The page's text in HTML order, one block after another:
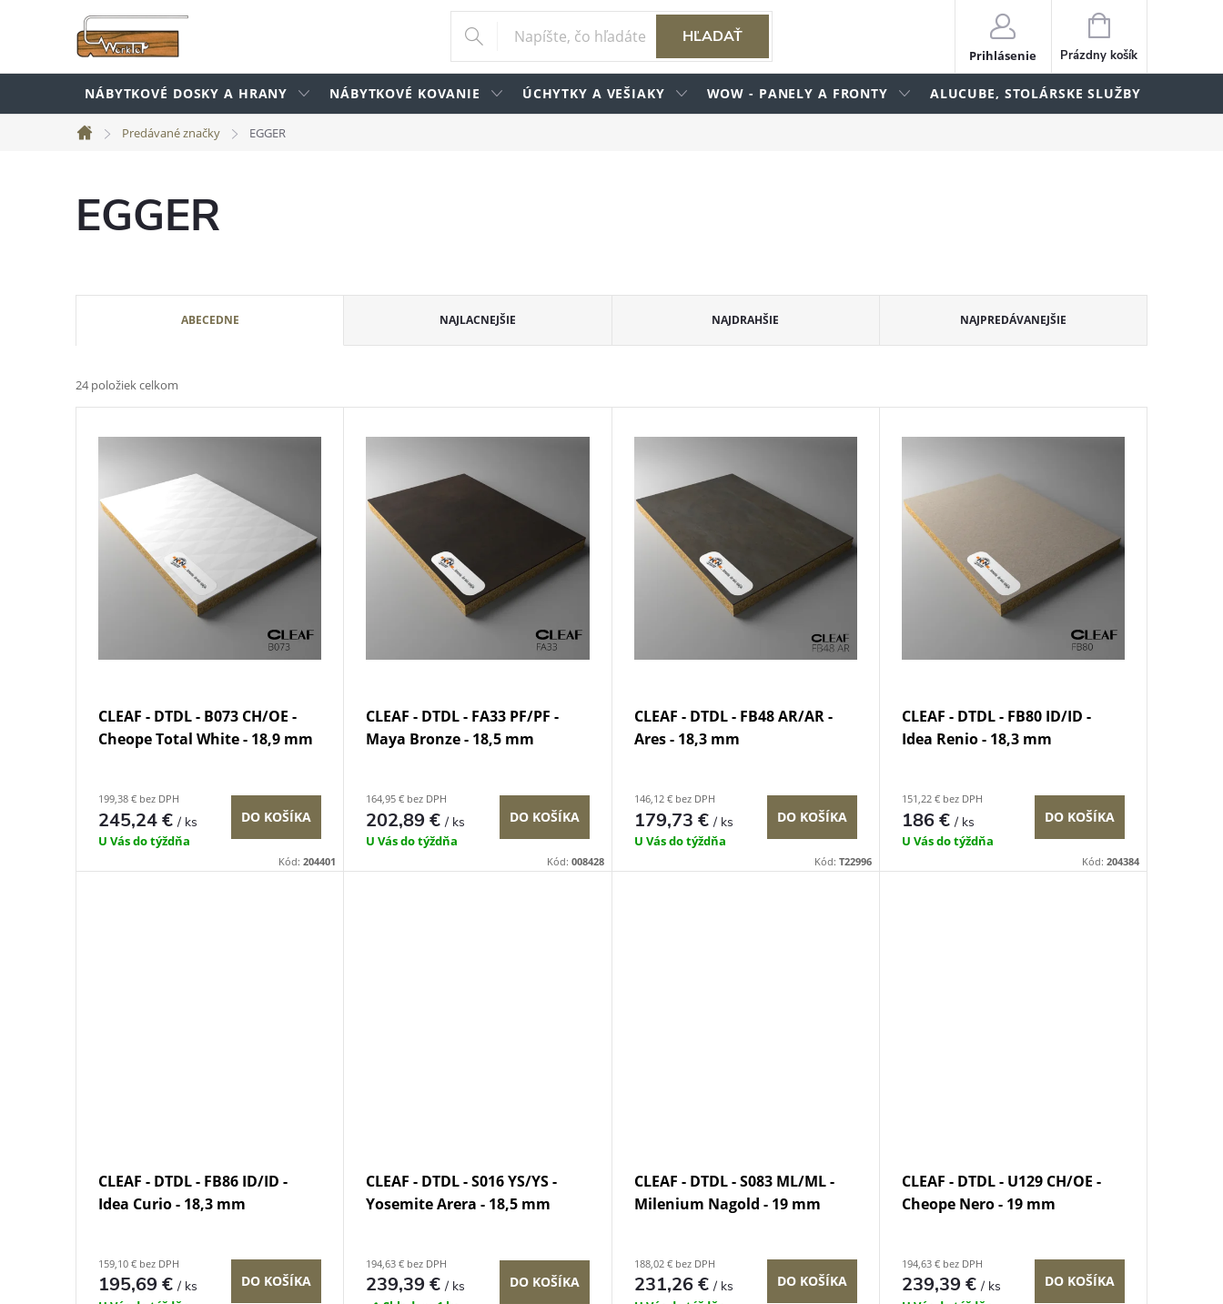
HĽADAŤ
Prihlásenie
NÁKUPNÝ
KOŠÍK
Prázdny košík
NÁBYTKOVÉ DOSKY A HRANY NÁBYTKOVÉ KOVANIE ÚCHYTKY A VEŠIAKY WOW - PANELY A FRONTY ALUCUBE, STOLÁRSKE SLUŽBY
Domov
Predávané značky EGGER
EGGER
a
d
k
ABECEDNE NAJLACNEJŠIE NAJDRAHŠIE NAJPREDÁVANEJŠIE
24položiek celkom
V
k
CLEAF - DTDL - B073 CH/OE -
Cheope Total White - 18,9 mm
199,38 € bez DPH
245,24 €/ ks
U Vás do týždňa
DO KOŠÍKA
Kód:204401
CLEAF - DTDL - FA33 PF/PF -
Maya Bronze - 18,5 mm
164,95 € bez DPH
202,89 €/ ks
U Vás do týždňa
DO KOŠÍKA
Kód: 008428
CLEAF - DTDL - FB48 AR/AR -
Ares - 18,3 mm
146,12 € bez DPH
179,73 €/ ks
U Vás do týždňa
DO KOŠÍKA
Kód: T22996
CLEAF - DTDL - FB80 ID/ID -
Idea Renio - 18,3 mm
151,22 € bez DPH
186 €/ ks
U Vás do týždňa
DO KOŠÍKA
Kód: 204384
CLEAF - DTDL - FB86 ID/ID -
Idea Curio - 18,3 mm
159,10 € bez DPH
195,69 €/ ks DO KOŠÍKA
CLEAF - DTDL - S016 YS/YS -
Yosemite Arera - 18,5 mm
194,63 € bez DPH
239,39 €/ ks DO KOŠÍKA
CLEAF - DTDL - S083 ML/ML -
Milenium Nagold - 19 mm
188,02 € bez DPH
231,26 €/ ks DO KOŠÍKA
CLEAF - DTDL - U129 CH/OE -
Cheope Nero - 19 mm
194,63 € bez DPH
239,39 €/ ks DO KOŠÍKA